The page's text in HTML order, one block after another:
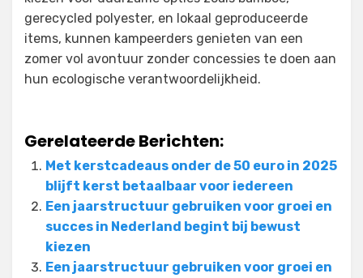
gerecycled polyester, en lokaal geproduceerde
items, kunnen kampeerders genieten van een
zomer vol avontuur zonder concessies te doen aan
hun ecologische verantwoordelijkheid.
Gerelateerde Berichten:
Met kerstcadeaus onder de 50 euro in 2025
blijft kerst betaalbaar voor iedereen
Een jaarstructuur gebruiken voor groei en
succes in Nederland begint bij bewust
kiezen
Een jaarstructuur gebruiken voor groei en